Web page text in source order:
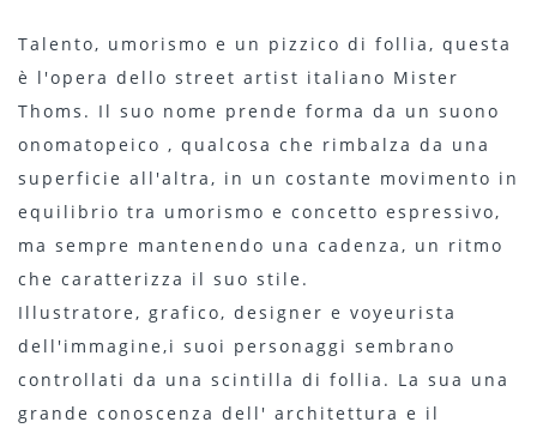
Talento, umorismo e un pizzico di follia, questa
è l'opera dello street artist italiano Mister
Thoms. Il suo nome prende forma da un suono
onomatopeico , qualcosa che rimbalza da una
superficie all'altra, in un costante movimento in
equilibrio tra umorismo e concetto espressivo,
ma sempre mantenendo una cadenza, un ritmo
che caratterizza il suo stile.
Illustratore, grafico, designer e voyeurista
dell'immagine,i suoi personaggi sembrano
controllati da una scintilla di follia. La sua una
grande conoscenza dell' architettura e il